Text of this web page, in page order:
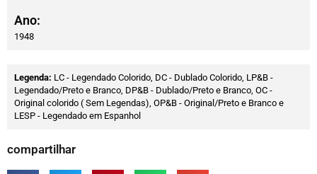
Ano:
1948
Legenda: LC - Legendado Colorido, DC - Dublado Colorido, LP&B -
Legendado/Preto e Branco, DP&B - Dublado/Preto e Branco, OC -
Original colorido ( Sem Legendas), OP&B - Original/Preto e Branco e
LESP - Legendado em Espanhol
compartilhar